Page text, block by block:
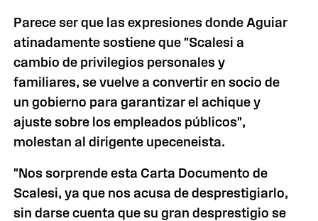
Parece ser que las expresiones donde Aguiar
atinadamente sostiene que "Scalesi a
cambio de privilegios personales y
familiares, se vuelve a convertir en socio de
un gobierno para garantizar el achique y
ajuste sobre los empleados públicos",
molestan al dirigente upeceneista.
"Nos sorprende esta Carta Documento de
Scalesi, ya que nos acusa de desprestigiarlo,
sin darse cuenta que su gran desprestigio se